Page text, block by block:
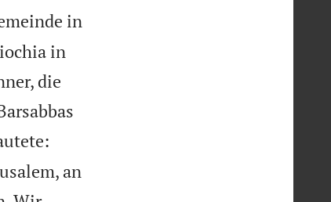
in
in
die
an